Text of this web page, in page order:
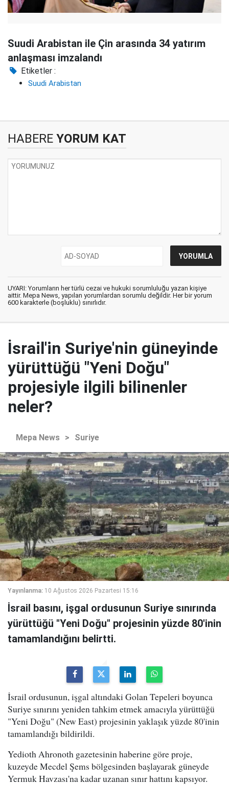
Suudi Arabistan ile Çin arasında 34 yatırım
anlaşması imzalandı
Etiketler :
Suudi Arabistan
HABERE YORUM KAT
UYARI: Yorumların her türlü cezai ve hukuki sorumluluğu yazan kişiye
aittir. Mepa News, yapılan yorumlardan sorumlu değildir. Her bir yorum
600 karakterle (boşluklu) sınırlıdır.
İsrail'in Suriye'nin güneyinde
yürüttüğü "Yeni Doğu"
projesiyle ilgili bilinenler
neler?
Mepa News > Suriye
Yayınlanma: 10 Ağustos 2026 Pazartesi 15:16
İsrail basını, işgal ordusunun Suriye sınırında
yürüttüğü "Yeni Doğu" projesinin yüzde 80'inin
tamamlandığını belirtti.
İsrail ordusunun, işgal altındaki Golan Tepeleri boyunca
Suriye sınırını yeniden tahkim etmek amacıyla yürüttüğü
"Yeni Doğu" (New East) projesinin yaklaşık yüzde 80'inin
tamamlandığı bildirildi.
Yedioth Ahronoth gazetesinin haberine göre proje,
kuzeyde Mecdel Şems bölgesinden başlayarak güneyde
Yermuk Havzası'na kadar uzanan sınır hattını kapsıyor.